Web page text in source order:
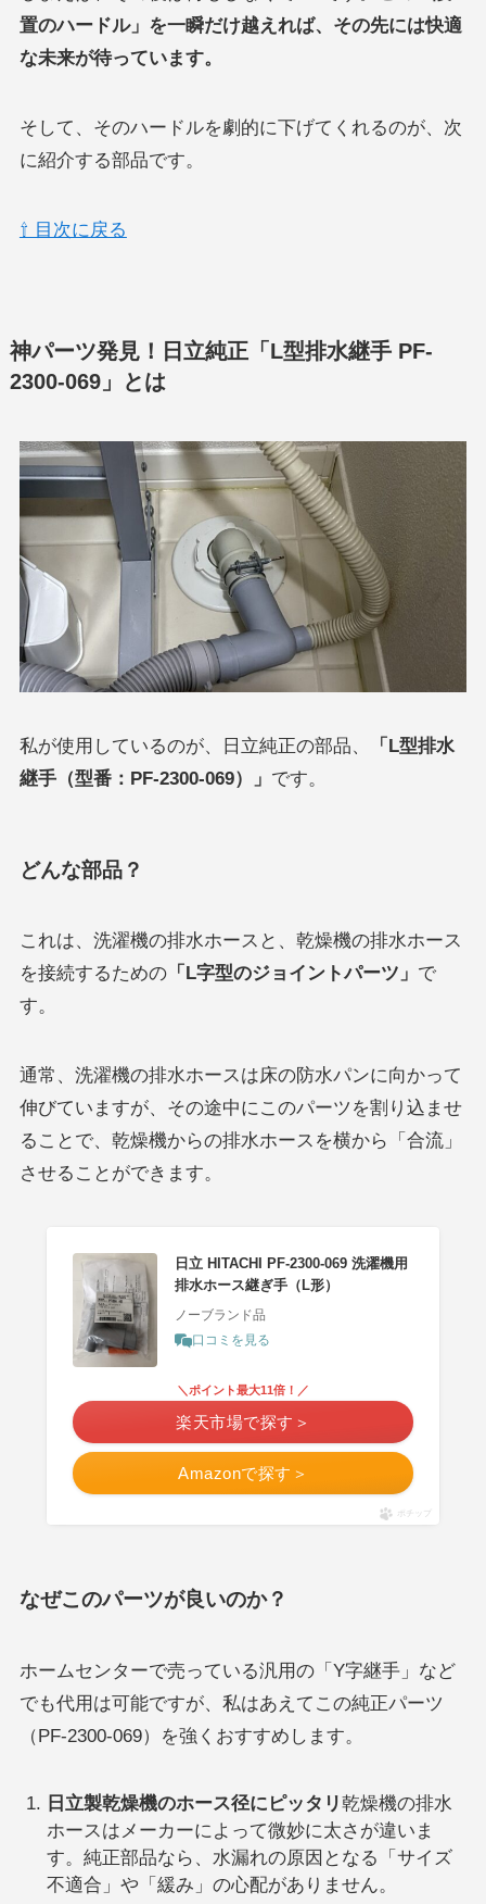
置のハードル」を一瞬だけ越えれば、その先には快適
な未来が待っています。
そして、そのハードルを劇的に下げてくれるのが、次
に紹介する部品です。
⇧ 目次に戻る
神パーツ発見！日立純正「L型排水継手 PF-
2300-069」とは
私が使用しているのが、日立純正の部品、
「L型排水
継手（型番：PF-2300-069）」 です。
どんな部品？
これは、洗濯機の排水ホースと、乾燥機の排水ホース
を接続するための「L字型のジョイントパーツ」 で
す。
通常、洗濯機の排水ホースは床の防水パンに向かって
伸びていますが、その途中にこのパーツを割り込ませ
ることで、乾燥機からの排水ホースを横から「合流」
させることができます。
日立 HITACHI PF-2300-069 洗濯機用
排水ホース継ぎ手（L形）
ノーブランド品
口コミを見る
Amazonで探す＞
＼ポイント最大11倍！／
楽天市場で探す＞
ポチップ
なぜこのパーツが良いのか？
ホームセンターで売っている汎用の「Y字継手」など
でも代用は可能ですが、私はあえてこの純正パーツ
（PF-2300-069）を強くおすすめします。
日立製乾燥機のホース径にピッタリ乾燥機の排水
ホースはメーカーによって微妙に太さが違いま
す。純正部品なら、水漏れの原因となる「サイズ
不適合」や「緩み」の心配がありません。